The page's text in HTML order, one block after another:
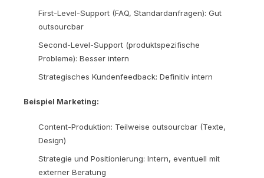
First-Level-Support (FAQ, Standardanfragen): Gut
outsourcbar
Second-Level-Support (produktspezifische
Probleme): Besser intern
Strategisches Kundenfeedback: Definitiv intern
Beispiel Marketing:
Content-Produktion: Teilweise outsourcbar (Texte,
Design)
Strategie und Positionierung: Intern, eventuell mit
externer Beratung